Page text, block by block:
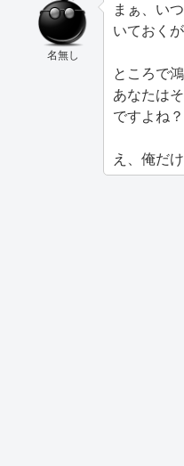
名無し
まぁ、い
いておくが
ところで
あなたは
ですよね？
え、俺だ